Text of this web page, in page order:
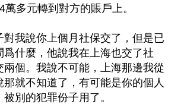
多元轉到對方的賬戶上。
對我說你上個月社保交了，但是已
爲什麼，他說我在上海也交了社
兩個。我說不可能，上海那邊我從
那就不知道了，有可能是你的個人
別的犯罪份子用了。